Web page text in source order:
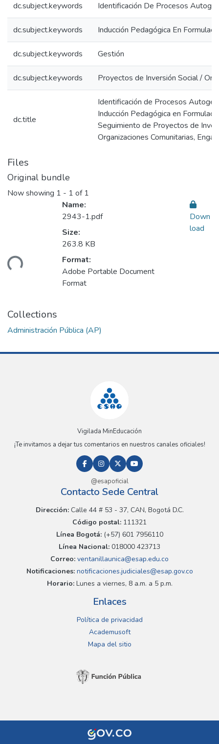
dc.subject.keywords Identificación De Procesos
dc.subject.keywords Inducción Pedagógica En
dc.subject.keywords Gestión
dc.subject.keywords Proyectos de Inversión Social /
dc.title
Identificación de Procesos
Inducción Pedagógica en
Seguimiento de Proyectos de
Organizaciones Comunitarias,
Files
Original bundle
Now showing 1 - 1 of 1
Name:
2943-1.pdf
Size:
263.8 KB
Format:
Adobe Portable Document
Format
Down
load
Collections
Administración Pública (AP)
Vigilada MinEducación
¡Te invitamos a dejar tus comentarios en nuestros canales oficiales!
@esapoficial
Contacto Sede Central
Dirección:Calle 44 # 53 - 37, CAN, Bogotá D.C.
Código postal: 111321
Línea Bogotá:(+57) 601 7956110
Línea Nacional: 018000 423713
Correo: ventanillaunica@esap.edu.co
Notificaciones:notificaciones.judiciales@esap.gov.co
Horario:Lunes a viernes, 8 a.m. a 5 p.m.
Enlaces
Política de privacidad
Academusoft
Mapa del sitio